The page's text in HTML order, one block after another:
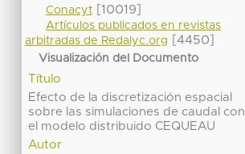
Conacyt[10019]
Artículos publicados en revistas
arbitradas de Redalyc.org
[4450]
Visualización del Documento
Título
Efecto de la discretización espacial
sobre las simulaciones de caudal con
el modelo distribuido CEQUEAU
Autor